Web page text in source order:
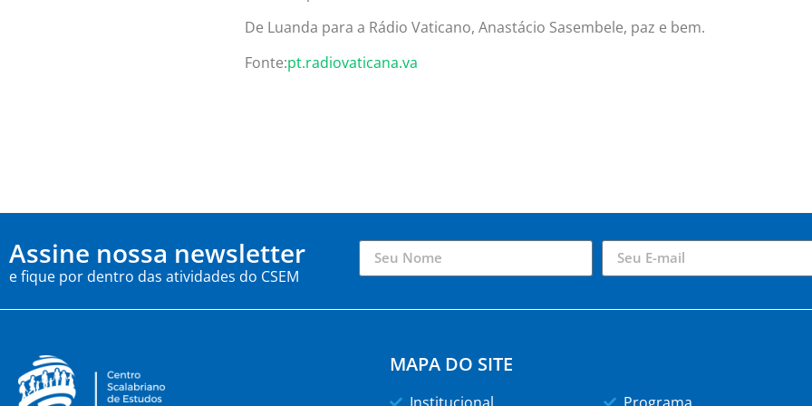
De Luanda para a Rádio Vaticano, Anastácio Sasembele, paz e bem.
Fonte:pt.radiovaticana.va
Assine nossa newsletter
e fique por dentro das atividades do CSEM
MAPA DO SITE